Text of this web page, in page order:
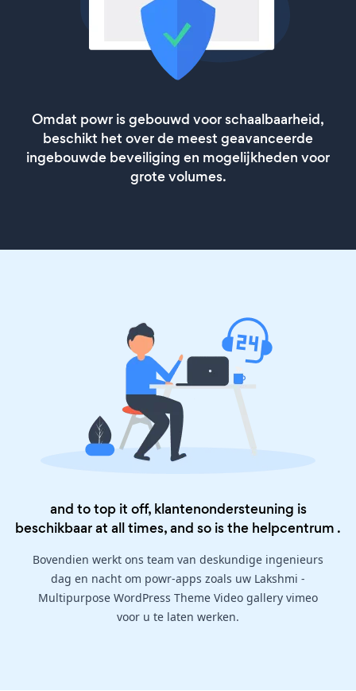
Omdat powr is gebouwd voor schaalbaarheid,
beschikt het over de meest geavanceerde
ingebouwde beveiliging en mogelijkheden voor
grote volumes.
and to top it off, klantenondersteuning is
beschikbaar at all times, and so is the helpcentrum .
Bovendien werkt ons team van deskundige ingenieurs
dag en nacht om powr-apps zoals uw Lakshmi -
Multipurpose WordPress Theme Video gallery vimeo
voor u te laten werken.